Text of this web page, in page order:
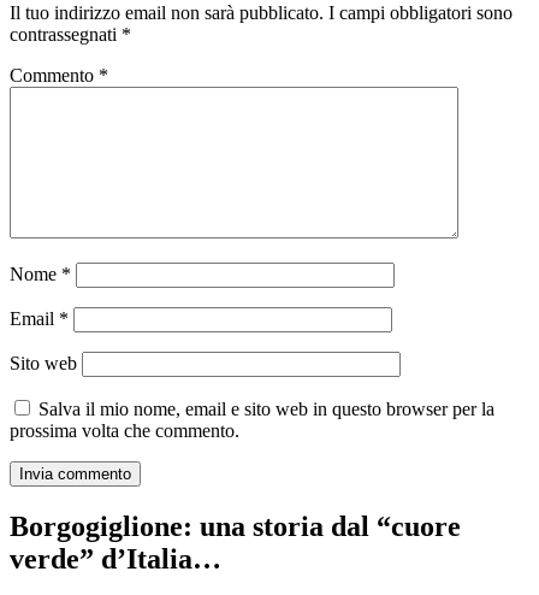
Il tuo indirizzo email non sarà pubblicato. I campi obbligatori sono
contrassegnati *
Commento *
Nome *
Email *
Sito web
Salva il mio nome, email e sito web in questo browser per la
prossima volta che commento.
Borgogiglione: una storia dal “cuore
verde” d’Italia…